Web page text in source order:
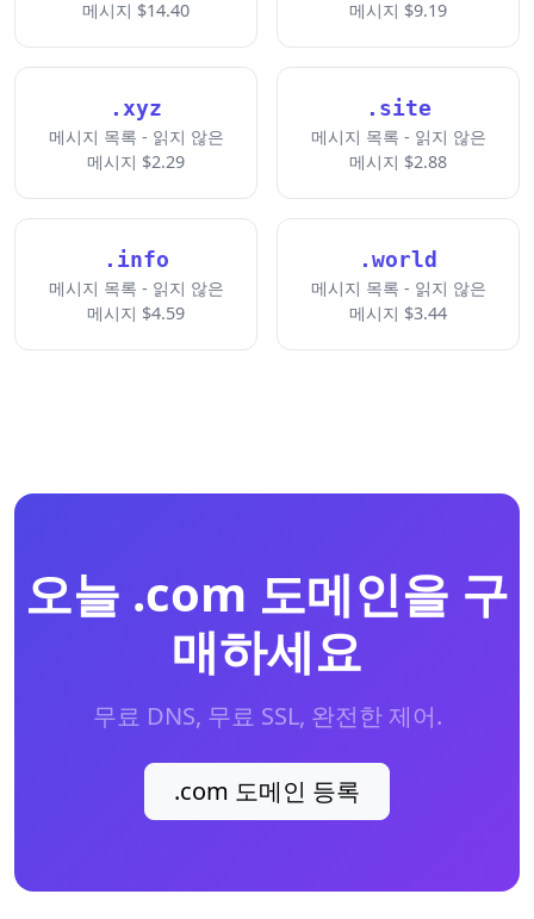
메시지 $14.40
메시지 $9.19
.xyz
메시지 목록 - 읽지 않은
메시지 $2.29
.site
메시지 목록 - 읽지 않은
메시지 $2.88
.info
메시지 목록 - 읽지 않은
메시지 $4.59
.world
메시지 목록 - 읽지 않은
메시지 $3.44
오늘 .com 도메인을 구
매하세요
무료 DNS, 무료 SSL, 완전한 제어.
.com 도메인 등록